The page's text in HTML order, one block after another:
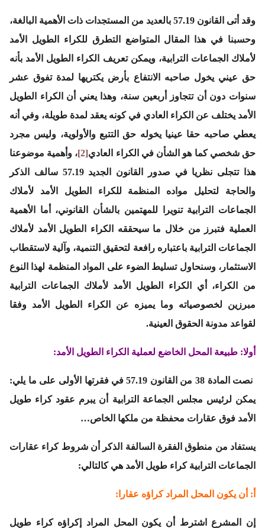
وقد أتى القانون 57.19 بالعديد من المستجدات ذات الأهمية البالغة،
وحسبنا في هذا المقال المتواضع التطرق للكراء الطويل الأمد
لأملاك الجماعات الترابية، ويمكن تعريف الكراء الطويل الأمد بأنه
حق عيني يخول صاحبه الانتفاع بأرض يكتريها لمدة تفوق عشر
سنوات دون أن تتجاوز أربعين سنة، وهذا يعني أن الكراء الطويل
الأمد يختلف عن الكراء العادي في كونه يعقد لمدة طويلة، وفي أنه
يعطي صاحبه حقا عينيا يخوله حق التتبع والأولوية، وليس مجرد
حق شخصي كما هو الشأن في الكراء العادي[2]
، وأهمية موضوعنا
هذا تتجلى نظريا في صدور القانون الجديد 57.19 سالف الذكر
والحاجة لتحليل مواده المنظمة للكراء الطويل الأمد لأملاك
الجماعات الترابية تنويرا للمهتمين بالشأن القانوني، أما الأهمية
العملية فتبرز من خلال ما سيحققه الكراء الطويل الأمد لأملاك
الجماعات الترابية باعتباره رافعة لتحقيق التنمية، وآلية لاستقطاب
الاستثمار، وسنحاول تسليط الضوء على المواد المنظمة لهذا النوع
من الكراء، أي الكراء الطويل الأمد لأملاك الجماعات الترابية
مبرزين لخصوصياته وما يميزه عن الكراء الطويل الأمد وفقا
لقواعد مدونة الحقوق العينية.
أولا: طبيعة المحل الخاضع لعملية الكراء الطويل الأمد:
نصت المادة 38 من القانون 57.19 في فقرتها الأولى على ما يلي:
يمكن لرئيس مجلس الجماعة الترابية أن يبرم عقود كراء طويل
الأمد فوق عقارات محفظة من ملكها الخاص…
يستفاد من منطوق الفقرة السالفة الذكر أن شروط كراء عقارات
الجماعات الترابية كراء طويل الأمد هي كالتالي:
أ: أن يكون المحل المراد كراؤه عقارا:
إن المشرع اشترط أن يكون المحل المراد إكراؤه كراء طويل